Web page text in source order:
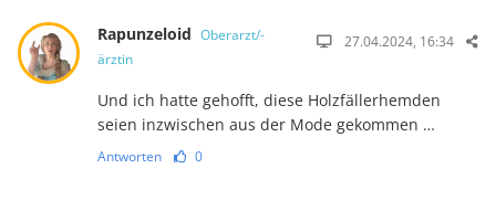
Rapunzeloid Oberarzt/-
ärztin
27.04.2024, 16:34
Und ich hatte gehofft, diese Holzfällerhemden
seien inzwischen aus der Mode gekommen …
Antworten 0